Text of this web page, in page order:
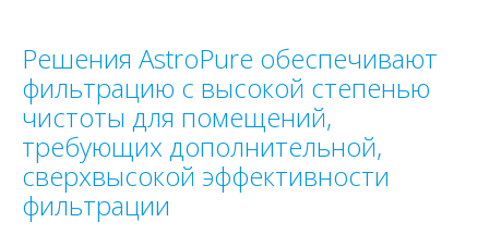
Решения AstroPure обеспечивают
фильтрацию с высокой степенью
чистоты для помещений,
требующих дополнительной,
сверхвысокой эффективности
фильтрации